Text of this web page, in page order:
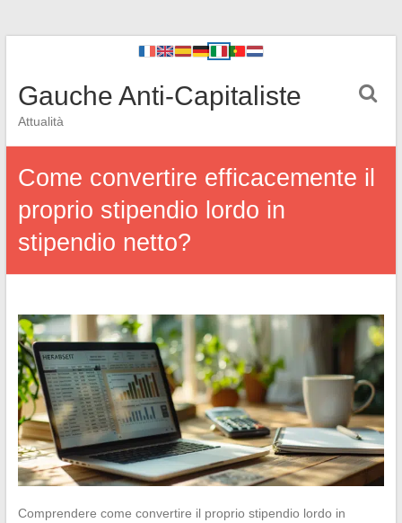
Gauche Anti-Capitaliste
Attualità
Come convertire efficacemente il
proprio stipendio lordo in
stipendio netto?
Comprendere come convertire il proprio stipendio lordo in